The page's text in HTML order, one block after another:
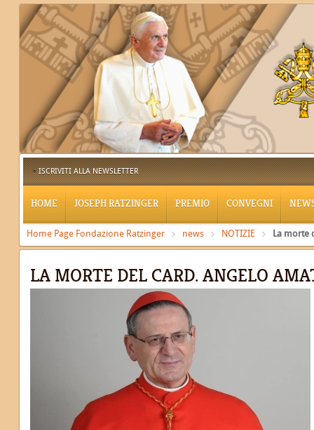
ISCRIVITI ALLA NEWSLETTER
HOME JOSEPH RATZINGER PREMIO CONVEGNI
Home Page Fondazione Ratzinger news NOTIZIE La morte
LA MORTE DEL CARD. ANGELO